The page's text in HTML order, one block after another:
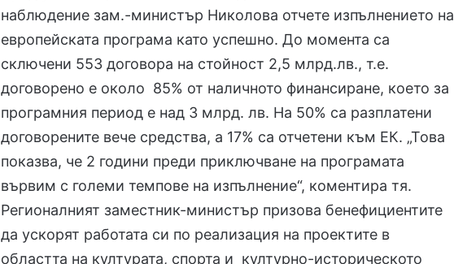
наблюдение зам.-министър Николова отчете изпълнението на
европейската програма като успешно. До момента са
сключени 553 договора на стойност 2,5 млрд.лв., т.е.
договорено е около 85% от наличното финансиране, което за
програмния период е над 3 млрд. лв. На 50% са разплатени
договорените вече средства, а 17% са отчетени към ЕК. „Това
показва, че 2 години преди приключване на програмата
вървим с големи темпове на изпълнение“, коментира тя.
Регионалният заместник-министър призова бенефициентите
да ускорят работата си по реализация на проектите в
областта на културата, спорта и културно-историческото